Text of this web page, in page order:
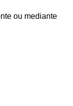
ou mediante